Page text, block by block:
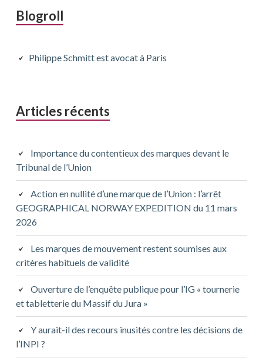
Barre
principale
Blogroll
Philippe Schmitt est avocat à Paris
Articles récents
Importance du contentieux des marques devant le
Tribunal de l’Union
Action en nullité d’une marque de l’Union : l’arrêt
GEOGRAPHICAL NORWAY EXPEDITION du 11 mars
2026
Les marques de mouvement restent soumises aux
critères habituels de validité
Ouverture de l’enquête publique pour l’IG « tournerie
et tabletterie du Massif du Jura »
Y aurait-il des recours inusités contre les décisions de
l’INPI ?